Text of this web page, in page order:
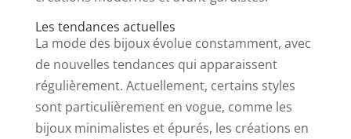
Les tendances actuelles
La mode des bijoux évolue constamment, avec
de nouvelles tendances qui apparaissent
régulièrement. Actuellement, certains styles
sont particulièrement en vogue, comme les
bijoux minimalistes et épurés, les créations en